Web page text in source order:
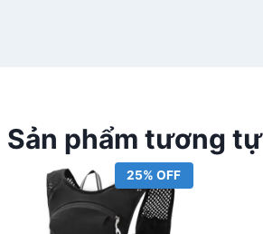
Sản phẩm tương tự
25% OFF